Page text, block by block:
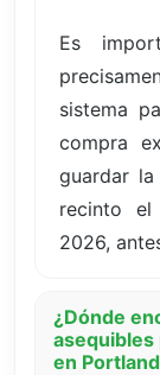
Es
sistema
compra
guardar
recinto el
2026,
¿Dónde
asequibles
en